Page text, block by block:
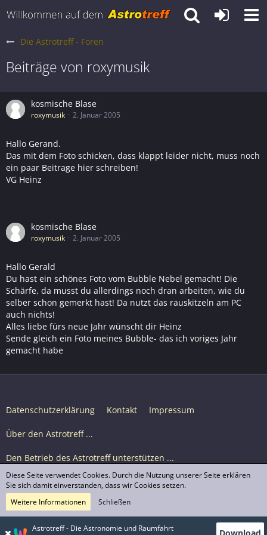
Die Astrotreff - Foren
Beiträge von roxymusik
kosmische Blase
roxymusik 2. Januar 2005
Hallo Gerand.
Das mit dem Foto schicken, dass klappt leider nicht, muss noch
ein paar Beitrage hier schreiben!
VG Heinz
kosmische Blase
roxymusik 2. Januar 2005
Hallo Gerald
Du hast ein schönes Foto vom Bubble Nebel gemacht! Die
Schärfe, da musst du allerdings noch dran arbeiten, wie du
selber schon gemerkt hast! Da nutzt das rauskitzeln am PC
auch nichts!
Alles liebe fürs neue Jahr wünscht dir Heinz
Sende gleich ein Foto meines Bubble- das ich voriges Jahr
gemacht habe
Datenschutzerklärung Kontakt Impressum
Über den Astrotreff ...
Den Betrieb des Astrotreff unterstützen ...
Nutzungsbedingungen
© Astrotreff 2001-2026, lizenziert unter CC BY-SA,
sofern für einzelne Inhalte nicht anders angegeben
Astrotreff - Die Astronomie und Raumfahrt
Diese Seite verwendet Cookies. Durch die Nutzung unserer Seite erklären
Sie sich damit einverstanden, dass wir Cookies setzen.
Weitere Informationen
Schließen